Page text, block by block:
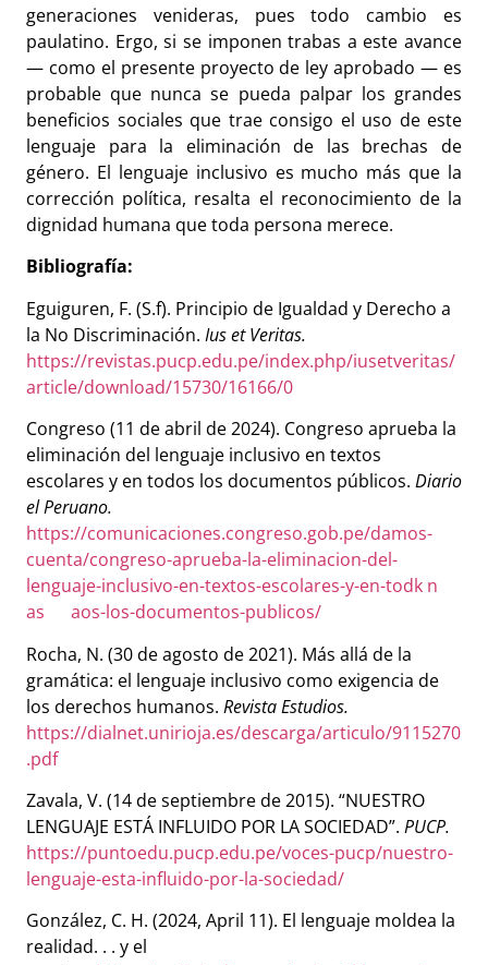
generaciones venideras, pues todo cambio es
paulatino. Ergo, si se imponen trabas a este avance
— como el presente proyecto de ley aprobado — es
probable que nunca se pueda palpar los grandes
beneficios sociales que trae consigo el uso de este
lenguaje para la eliminación de las brechas de
género. El lenguaje inclusivo es mucho más que la
corrección política, resalta el reconocimiento de la
dignidad humana que toda persona merece.
Bibliografía:
Eguiguren, F. (S.f). Principio de Igualdad y Derecho a
la No Discriminación. Ius et Veritas.
https://revistas.pucp.edu.pe/index.php/iusetveritas/
article/download/15730/16166/0
Congreso (11 de abril de 2024). Congreso aprueba la
eliminación del lenguaje inclusivo en textos
escolares y en todos los documentos públicos. Diario
el Peruano.
https://comunicaciones.congreso.gob.pe/damos-
cuenta/congreso-aprueba-la-eliminacion-del-
lenguaje-inclusivo-en-textos-escolares-y-en-todk n
as aos-los-documentos-publicos/
Rocha, N. (30 de agosto de 2021). Más allá de la
gramática: el lenguaje inclusivo como exigencia de
los derechos humanos. Revista Estudios.
https://dialnet.unirioja.es/descarga/articulo/9115270
.pdf
Zavala, V. (14 de septiembre de 2015). “NUESTRO
LENGUAJE ESTÁ INFLUIDO POR LA SOCIEDAD”. PUCP.
https://puntoedu.pucp.edu.pe/voces-pucp/nuestro-
lenguaje-esta-influido-por-la-sociedad/
González, C. H. (2024, April 11). El lenguaje moldea la
realidad. . . y el